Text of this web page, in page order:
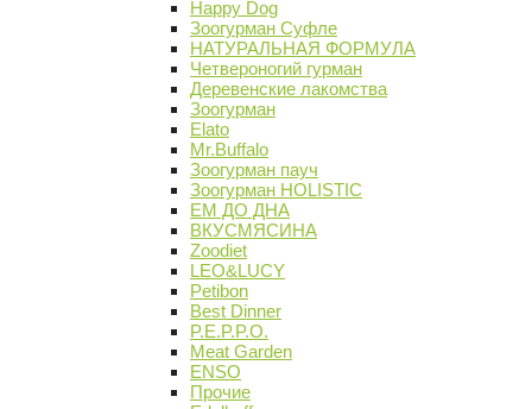
Happy Dog
Зоогурман Суфле
НАТУРАЛЬНАЯ ФОРМУЛА
Четвероногий гурман
Деревенские лакомства
Зоогурман
Elato
Mr.Buffalo
Зоогурман пауч
Зоогурман HOLISTIC
ЕМ ДО ДНА
ВКУСМЯСИНА
Zoodiet
LEO&LUCY
Petibon
Best Dinner
P.E.P.P.O.
Meat Garden
ENSO
Прочие